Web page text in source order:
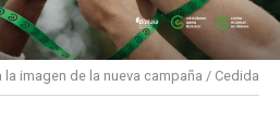
SANTAKURTZAK 2026
la imagen de la nueva campaña / Cedida